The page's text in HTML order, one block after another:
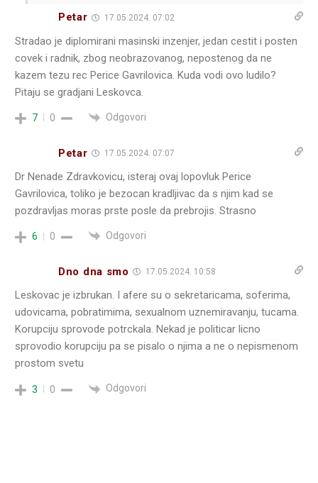
Petar 17.05.2024. 07:02
Stradao je diplomirani masinski inzenjer, jedan cestit i posten
covek i radnik, zbog neobrazovanog, nepostenog da ne
kazem tezu rec Perice Gavrilovica. Kuda vodi ovo ludilo?
Pitaju se gradjani Leskovca.
7 0 Odgovori
Petar 17.05.2024. 07:07
Dr Nenade Zdravkovicu, isteraj ovaj lopovluk Perice
Gavrilovica, toliko je bezocan kradljivac da s njim kad se
pozdravljas moras prste posle da prebrojis. Strasno
6 0 Odgovori
Dno dna smo 17.05.2024. 10:58
Leskovac je izbrukan. I afere su o sekretaricama, soferima,
udovicama, pobratimima, sexualnom uznemiravanju, tucama.
Korupciju sprovode potrckala. Nekad je politicar licno
sprovodio korupciju pa se pisalo o njima a ne o nepismenom
prostom svetu
3 0 Odgovori